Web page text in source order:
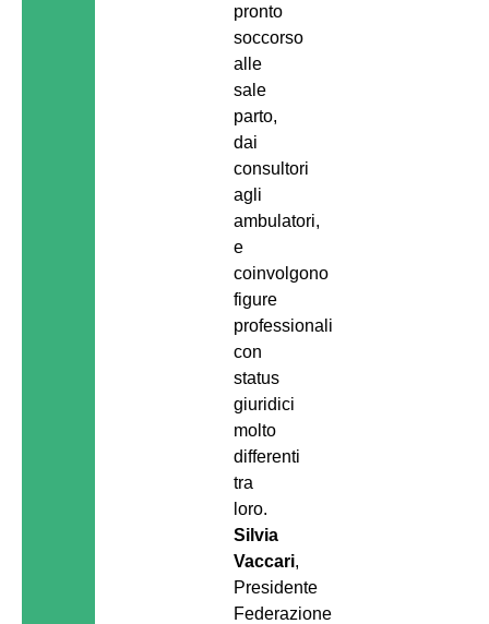
pronto
soccorso
alle
sale
parto,
dai
consultori
agli
ambulatori,
e
coinvolgono
figure
professionali
con
status
giuridici
molto
differenti
tra
loro.
Silvia
Vaccari,
Presidente
Federazione